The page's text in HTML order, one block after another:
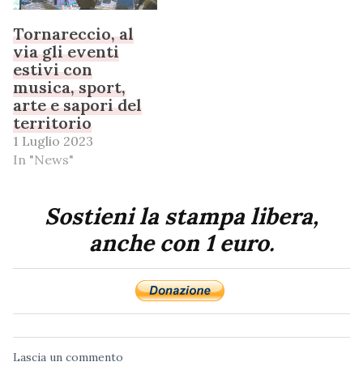
Tornareccio, al
via gli eventi
estivi con
musica, sport,
arte e sapori del
territorio
1 Luglio 2023
In "News"
Sostieni la stampa libera,
anche con 1 euro.
Lascia un commento